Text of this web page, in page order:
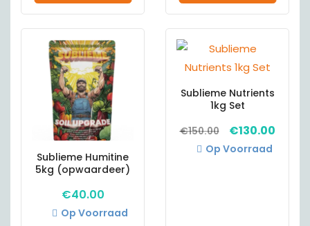
Sublieme Humitine
5kg (opwaardeer)
€40.00
Op Voorraad
Sublieme Nutrients
1kg Set
€150.00
prijs
€130.00
Op Voorraad